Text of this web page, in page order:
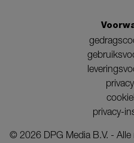
privacy-
© 2026 DPG Media B.V. -